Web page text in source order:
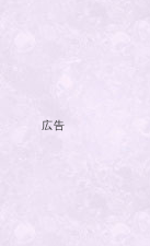
広告